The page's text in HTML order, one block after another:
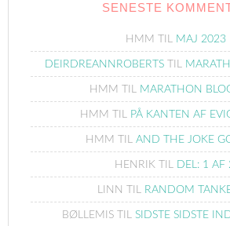
SENESTE
HMM TIL MAJ 2023
DEIRDREANNROBERTSTIL
HMM TIL MARATHON
HMM TIL PÅ KANTEN AF
HMM TIL AND THE JOKE
HENRIK TIL DEL: 1 AF
LINN TIL RANDOM
BØLLEMISTIL SIDSTE SIDSTE